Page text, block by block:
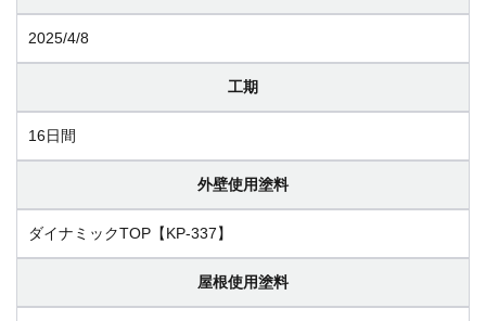
2025/4/8
工期
16日間
外壁使用塗料
ダイナミックTOP【KP-337】
屋根使用塗料